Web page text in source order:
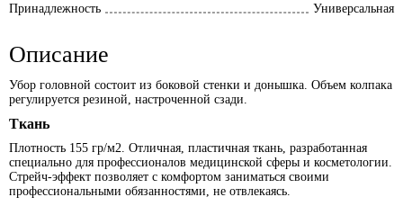
Принадлежность
Универсальная
Описание
Убор головной состоит из боковой стенки и донышка. Объем колпака
регулируется резиной, настроченной сзади.
Ткань
Плотность 155 гр/м2. Отличная, пластичная ткань, разработанная
специально для профессионалов медицинской сферы и косметологии.
Стрейч-эффект позволяет с комфортом заниматься своими
профессиональными обязанностями, не отвлекаясь.